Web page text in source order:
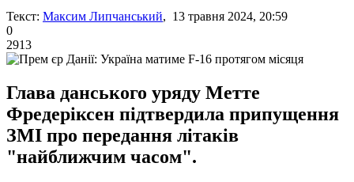
Текст: Максим Липчанський, 13 травня 2024, 20:59
0
2913
Глава данського уряду Метте
Фредеріксен підтвердила припущення
ЗМІ про передання літаків
"найближчим часом".